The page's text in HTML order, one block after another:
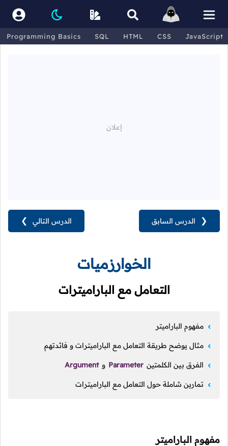
Programming Basics SQL HTML CSS JavaScript
الدرس التالي ❯ ❮ الدرس السابق
الخوارزميات
التعامل مع الباراميترات
مفهوم الباراميتر
مثال يوضح طريقة التعامل مع الباراميترات و فائدتهم
الفرق بين الكلمتين Parameter و Argument
تمارين شاملة حول التعامل مع الباراميترات
مفهوم الباراميتر